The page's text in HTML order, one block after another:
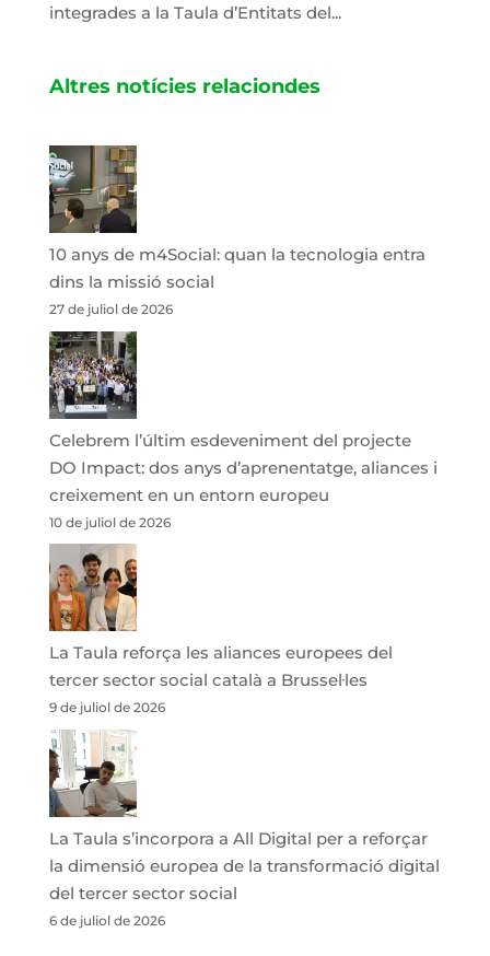
integrades a la Taula d’Entitats del...
Altres notícies relaciondes
10 anys de m4Social: quan la tecnologia entra
dins la missió social
27 de juliol de 2026
Celebrem l’últim esdeveniment del projecte
DO Impact: dos anys d’aprenentatge, aliances i
creixement en un entorn europeu
10 de juliol de 2026
La Taula reforça les aliances europees del
tercer sector social català a Brussel·les
9 de juliol de 2026
La Taula s’incorpora a All Digital per a reforçar
la dimensió europea de la transformació digital
del tercer sector social
6 de juliol de 2026